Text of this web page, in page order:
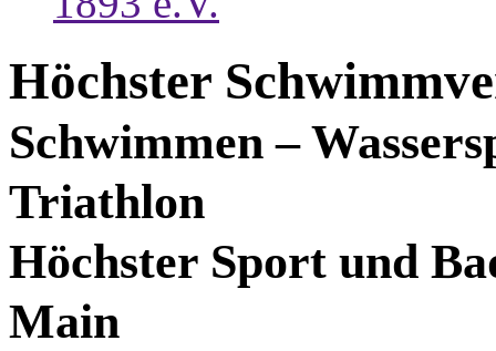
Höchster
Schwimmen –
Triathlon
Höchster Sport und
Main